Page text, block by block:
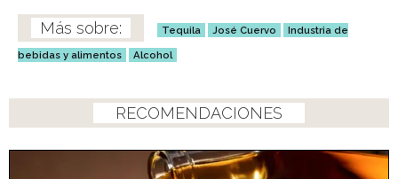
Tequila José Cuervo
Industria de
bebidas y alimentos
Alcohol
RECOMENDACIONES